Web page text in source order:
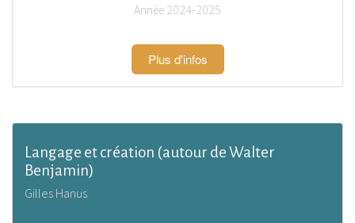
Année 2024-2025
Plus d'infos
Langage et création (autour de Walter
Benjamin)
Gilles Hanus